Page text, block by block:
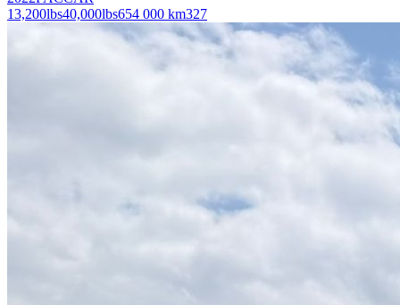
13,200lbs40,000lbs654 000 km327